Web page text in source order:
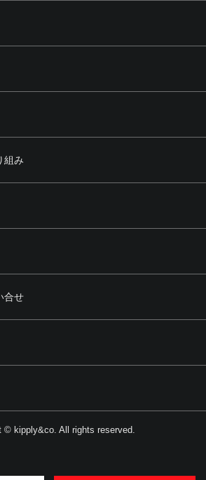
組み
合せ
© kipply&co. All rights reserved.